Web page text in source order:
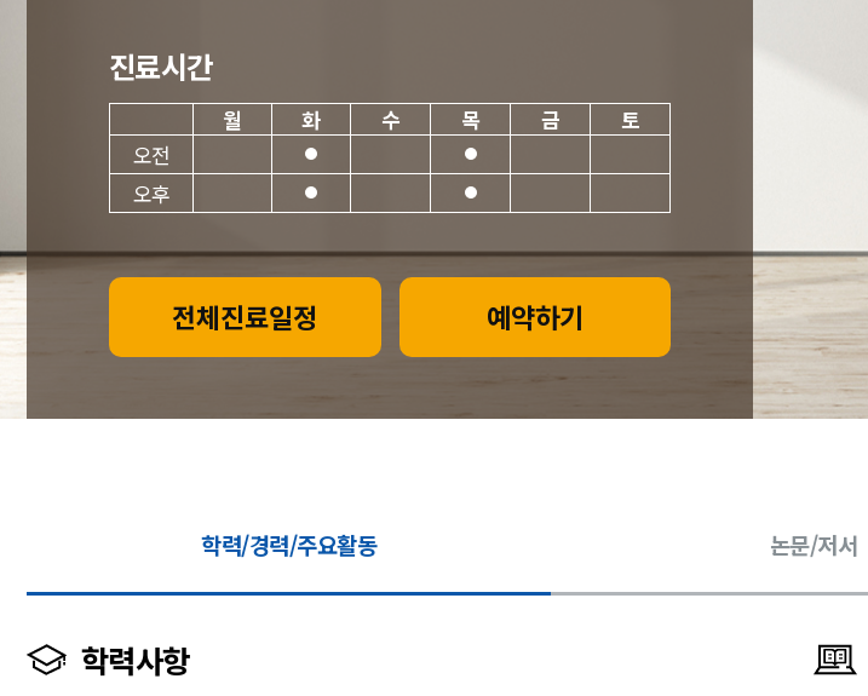
진료시간
월 화 수 목 금
토
오전
오후
전체진료일정 예약하기
학력/경력/주요활동 논문/저서
학력사항